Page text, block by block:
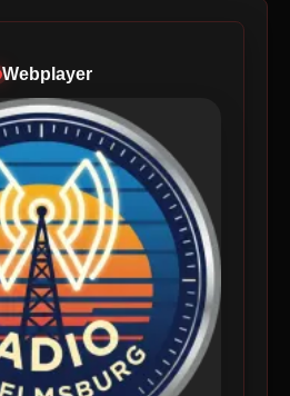
Webplayer